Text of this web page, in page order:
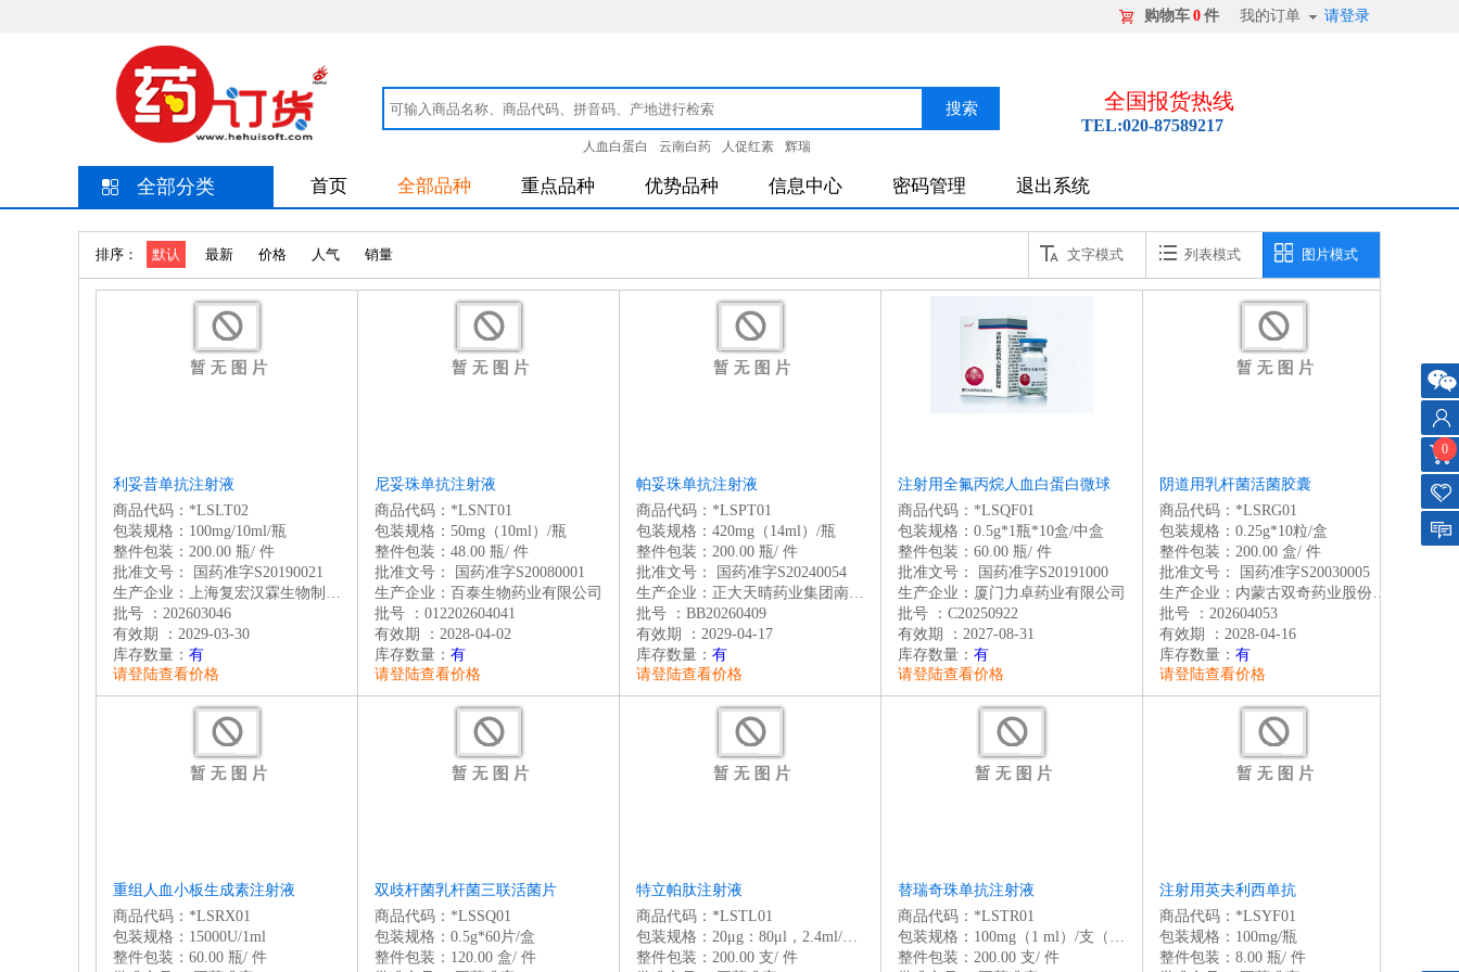
请登录
我的订单
购物车 0 件
人血白蛋白 云南白药 人促红素 辉瑞
全国报货热线
TEL:020-87589217
全部分类 首页 全部品种 重点品种 优势品种 信息中心 密码管理 退出系统
客服
微信
用户
中心
0
购物
车
收藏
排序： 默认 最新 价格 人气 销量 文字模式 列表模式 图片模式
利妥昔单抗注射液
商品代码：*LSLT02
包装规格：100mg/10ml/瓶
整件包装：200.00 瓶/ 件
批准文号：
国药准字S20190021
生产企业：上海复宏汉霖生物制药有限公司
批号 ：202603046
有效期 ：2029-03-30
库存数量： 有
请登陆查看价格
尼妥珠单抗注射液
商品代码：*LSNT01
包装规格：50mg（10ml）/瓶
整件包装：48.00 瓶/ 件
批准文号：
国药准字S20080001
生产企业：百泰生物药业有限公司
批号 ：012202604041
有效期 ：2028-04-02
库存数量： 有
请登陆查看价格
帕妥珠单抗注射液
商品代码：*LSPT01
包装规格：420mg（14ml）/瓶
整件包装：200.00 瓶/ 件
批准文号：
国药准字S20240054
生产企业：正大天晴药业集团南京顺欣制药有限公司
批号 ：BB20260409
有效期 ：2029-04-17
库存数量： 有
请登陆查看价格
注射用全氟丙烷人血白蛋白微球
商品代码：*LSQF01
包装规格：0.5g*1瓶*10盒/中盒
整件包装：60.00 瓶/ 件
批准文号：
国药准字S20191000
生产企业：厦门力卓药业有限公司
批号 ：C20250922
有效期 ：2027-08-31
库存数量： 有
请登陆查看价格
阴道用乳杆菌活菌胶囊
商品代码：*LSRG01
包装规格：0.25g*10粒/盒
整件包装：200.00 盒/ 件
批准文号：
国药准字S20030005
生产企业：内蒙古双奇药业股份有限公司
批号 ：202604053
有效期 ：2028-04-16
库存数量： 有
请登陆查看价格
重组人血小板生成素注射液
商品代码：*LSRX01
包装规格：15000U/1ml
整件包装：60.00 瓶/ 件
双歧杆菌乳杆菌三联活菌片
商品代码：*LSSQ01
包装规格：0.5g*60片/盒
整件包装：120.00 盒/ 件
特立帕肽注射液
商品代码：*LSTL01
包装规格：20μg：80μl，2.4ml/支（笔芯）
整件包装：200.00 支/ 件
替瑞奇珠单抗注射液
商品代码：*LSTR01
包装规格：100mg（1 ml）/支（预充式）
整件包装：200.00 支/ 件
注射用英夫利西单抗
商品代码：*LSYF01
包装规格：100mg/瓶
整件包装：8.00 瓶/ 件